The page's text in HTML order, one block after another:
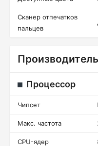
Сканер отпечатков
пальцев
Процессор
Чипсет
Макс. частота
CPU-ядер